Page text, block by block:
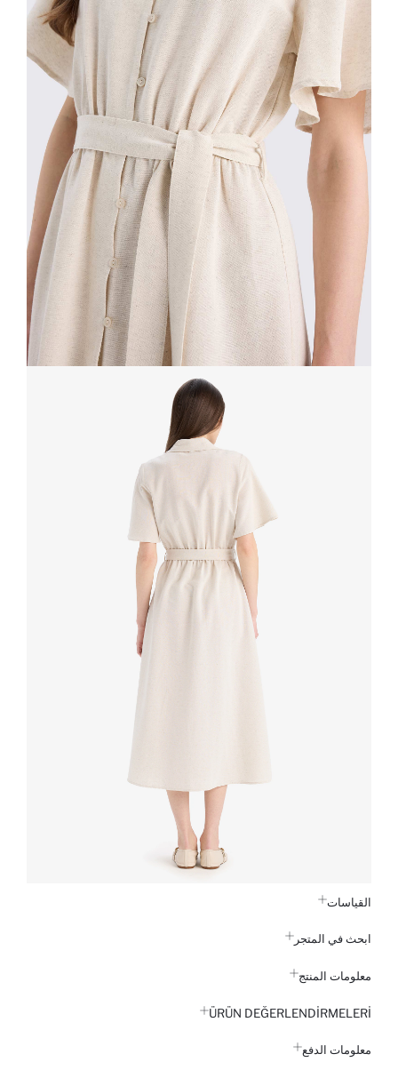
القياسات
ابحث في المتجر
معلومات المنتج
ÜRÜN DEĞERLENDİRMELERİ
معلومات الدفع